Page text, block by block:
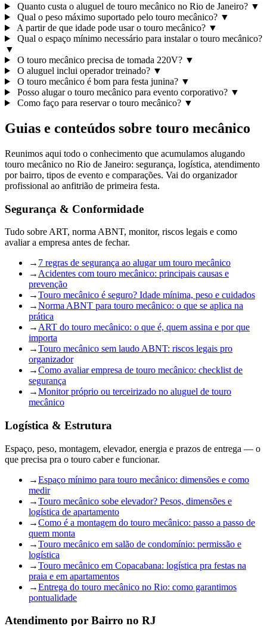
Quanto custa o aluguel de touro mecânico no Rio de Janeiro? ▼
Qual o peso máximo suportado pelo touro mecânico? ▼
A partir de que idade pode usar o touro mecânico? ▼
Qual o espaço mínimo necessário para instalar o touro mecânico?
▼
O touro mecânico precisa de tomada 220V? ▼
O aluguel inclui operador treinado? ▼
O touro mecânico é bom para festa junina? ▼
Posso alugar o touro mecânico para evento corporativo? ▼
Como faço para reservar o touro mecânico? ▼
Guias e conteúdos sobre touro mecânico
Reunimos aqui todo o conhecimento que acumulamos alugando
touro mecânico no Rio de Janeiro: segurança, logística, atendimento
por bairro, tipos de evento e comparações. Vai do organizador
profissional ao anfitrião de primeira festa.
Segurança & Conformidade
Tudo sobre ART, norma ABNT, monitor, riscos legais e como
avaliar a empresa antes de fechar.
→ 7 regras de segurança ao alugar um touro mecânico
→ Acidentes com touro mecânico: principais causas e
prevenção
→Touro mecânico é seguro? Idade mínima, peso e cuidados
→Norma ABNT para touro mecânico: o que se aplica na
prática
→ ART do touro mecânico: o que é, quem assina e por que
importa
→Touro mecânico sem laudo ABNT: riscos legais pro
organizador
→Como avaliar empresa de touro mecânico: checklist de
segurança
→Monitor próprio ou terceirizado no aluguel de touro
mecânico
Logística & Estrutura
Espaço, peso, montagem, elevador, energia e prazos de entrega — o
que precisa pra o touro caber e funcionar.
→Espaço mínimo para touro mecânico: dimensões e como
medir
→Touro mecânico sobe elevador? Pesos, dimensões e
logística de apartamento
→Como é a montagem do touro mecânico: passo a passo de
quem monta
→Touro mecânico em salão de condomínio: permissão e
logística
→Touro mecânico em Copacabana: logística pra festas na
praia e em apartamentos
→Entrega do touro mecânico no Rio: como garantimos
pontualidade
Atendimento por Bairro no RJ